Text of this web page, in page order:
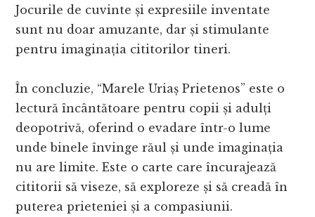
Jocurile de cuvinte și expresiile inventate
sunt nu doar amuzante, dar și stimulante
pentru imaginația cititorilor tineri.
În concluzie, “Marele Uriaș Prietenos” este o
lectură încântătoare pentru copii și adulți
deopotrivă, oferind o evadare într-o lume
unde binele învinge răul și unde imaginația
nu are limite. Este o carte care încurajează
cititorii să viseze, să exploreze și să creadă în
puterea prieteniei și a compasiunii.